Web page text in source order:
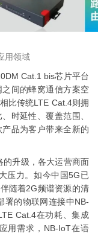
用领域
Cat.1 bis芯片平台
间的蜂窝通信方案空
比传统LTE Cat.4则拥
时延性、覆盖范围、
品为客户带来全新的
的升级，各大运营商面
压力。如今中国5G已
随着2G频谱资源的清
署的物联网连接中NB-
Cat.4在功耗、集成
用需求，NB-IoT在语